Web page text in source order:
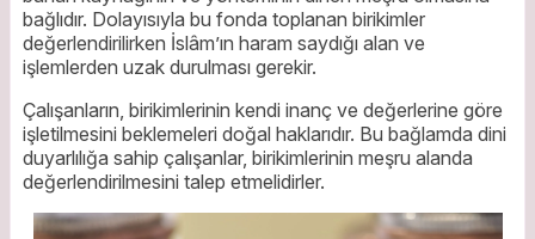
bağlıdır. Dolayısıyla bu fonda toplanan birikimler
değerlendirilirken İslâm’ın haram saydığı alan ve
işlemlerden uzak durulması gerekir.
Çalışanların, birikimlerinin kendi inanç ve değerlerine göre
işletilmesini beklemeleri doğal haklarıdır. Bu bağlamda dini
duyarlılığa sahip çalışanlar, birikimlerinin meşru alanda
değerlendirilmesini talep etmelidirler.